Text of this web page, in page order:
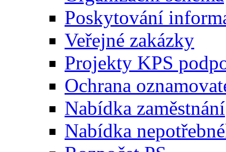
Poskytování
Veřejné zakázky
Projekty KPS
Ochrana
Nabídka zaměstnání
Nabídka